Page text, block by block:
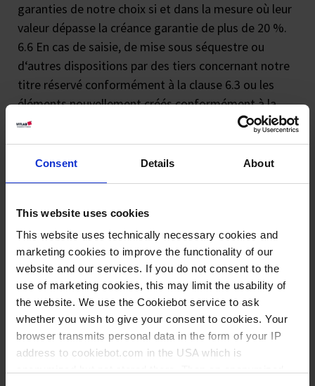
Consent Details About
This website uses cookies
This website uses technically necessary cookies and
marketing cookies to improve the functionality of our
website and our services. If you do not consent to the
use of marketing cookies, this may limit the usability of
the website. We use the Cookiebot service to ask
whether you wish to give your consent to cookies. Your
browser transmits personal data in the form of your IP
address to cookiebot.com in the USA which is
garanties de notre choix si et dans la mesure où leur
valeur dépasse la créance garantie de plus de 20 %.
6.6 En cas de saisie, de mise sous séquestre ou
d‘autres dispositions par des tiers concernant notre
titre réservé conformément à la clause 6.3 ou les
éléments nouvellement créés conformément à la
clause 6.2, le client doit nous en informer
immédiatement.
6.7 En cas de défaut de paiement, de rejet de lettres
de change ou de chèques, d‘échec ou de rejet d‘un
cessation des paiements ou d‘insolvabilité du client
ou du client final, les droits du client au titre de
l‘article 6.3 s‘éteignent ; le client doit
immédiatement informer l‘acquéreur concerné de la
réserve de propriété étendue ; le client ne peut
utiliser le produit de la cession que pour payer les
produits contractuels livrés. Nous sommes
également en droit de recouvrer nous-mêmes les
créances cédées.